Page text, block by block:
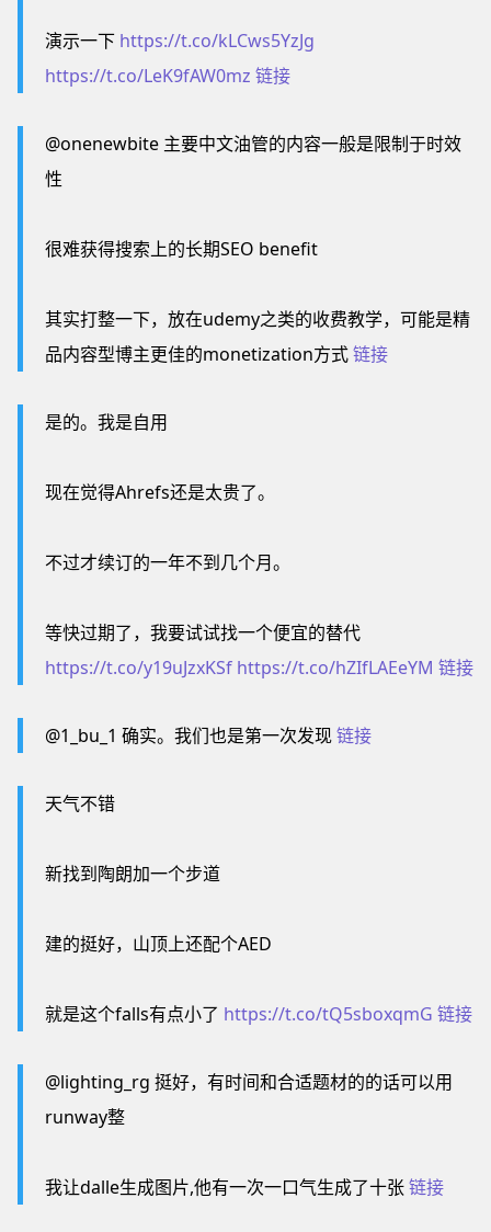
演示一下 https://t.co/kLCws5YzJg
https://t.co/LeK9fAW0mz 链接
@onenewbite 主要中文油管的内容一般是限制于时效
性
很难获得搜索上的长期SEO benefit
其实打整一下，放在udemy之类的收费教学，可能是精
品内容型博主更佳的monetization方式链接
是的。我是自用
现在觉得Ahrefs还是太贵了。
不过才续订的一年不到几个月。
等快过期了，我要试试找一个便宜的替代
https://t.co/y19uJzxKSf https://t.co/hZIfLAEeYM 链接
@1_bu_1 确实。我们也是第一次发现链接
天气不错
新找到陶朗加一个步道
建的挺好，山顶上还配个AED
就是这个falls有点小了 https://t.co/tQ5sboxqmG 链接
@lighting_rg 挺好，有时间和合适题材的的话可以用
runway整
我让dalle生成图片,他有一次一口气生成了十张链接